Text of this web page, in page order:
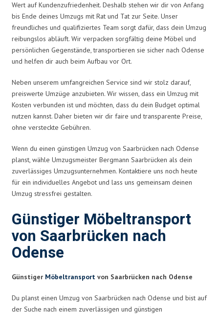
Wert auf Kundenzufriedenheit. Deshalb stehen wir dir von Anfang
bis Ende deines Umzugs mit Rat und Tat zur Seite. Unser
freundliches und qualifiziertes Team sorgt dafür, dass dein Umzug
reibungslos abläuft. Wir verpacken sorgfältig deine Möbel und
persönlichen Gegenstände, transportieren sie sicher nach Odense
und helfen dir auch beim Aufbau vor Ort.
Neben unserem umfangreichen Service sind wir stolz darauf,
preiswerte Umzüge anzubieten. Wir wissen, dass ein Umzug mit
Kosten verbunden ist und möchten, dass du dein Budget optimal
nutzen kannst. Daher bieten wir dir faire und transparente Preise,
ohne versteckte Gebühren.
Wenn du einen günstigen Umzug von Saarbrücken nach Odense
planst, wähle Umzugsmeister Bergmann Saarbrücken als dein
zuverlässiges Umzugsunternehmen. Kontaktiere uns noch heute
für ein individuelles Angebot und lass uns gemeinsam deinen
Umzug stressfrei gestalten.
Günstiger Möbeltransport
von Saarbrücken nach
Odense
Günstiger Möbeltransport von Saarbrücken nach Odense
Du planst einen Umzug von Saarbrücken nach Odense und bist auf
der Suche nach einem zuverlässigen und günstigen